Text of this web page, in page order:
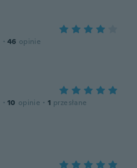
· 46 opinie
· 10 opinie · 1 przesłane